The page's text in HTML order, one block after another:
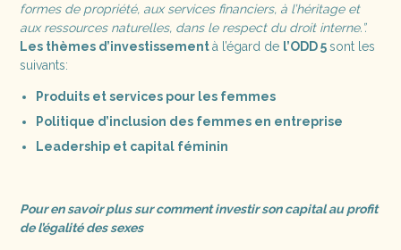
formes de propriété, aux services financiers, à l’héritage et
aux ressources naturelles, dans le respect du droit interne.”.
Les thèmes d’investissementà l’égard de l’ODD 5sont les
suivants:
Produits et services pour les femmes
Politique d’inclusion des femmes en entreprise
Leadership et capital féminin
Pour en savoir plus sur comment investir son capital au profit
de l’égalité des sexes